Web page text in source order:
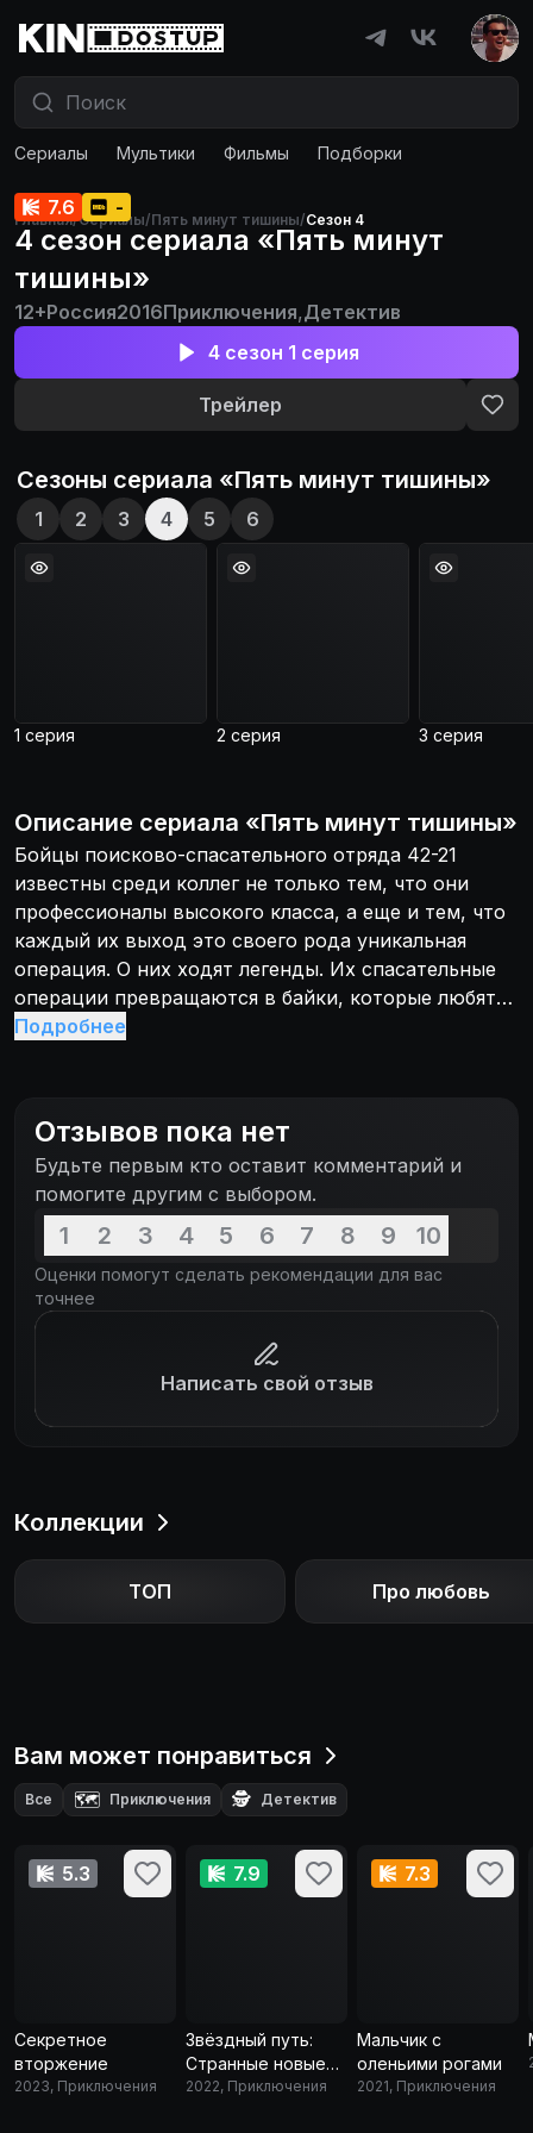
Сериалы Мультики Фильмы Подборки
Главная/Сериалы/Пять минут тишины/Сезон 4
7.6 -
4 сезон сериала «Пять минут
тишины»
12+Россия2016Приключения,Детектив
4 сезон 1 серия
Трейлер
Сезоны сериала «Пять минут тишины»
1 2 3 4 5 6
1 серия 2 серия 3 серия
Описание сериала «Пять минут тишины»
Бойцы поисково-спасательного отряда 42-21
известны среди коллег не только тем, что они
профессионалы высокого класса, а еще и тем, что
каждый их выход это своего рода уникальная
операция. О них ходят легенды. Их спасательные
операции превращаются в байки, которые любят
рассказывать у костра новичкам. Дело в том, что
анекдотом. Рутину подвигов отряда 42-21
нарушает прибытие молодого специалиста
Александра Грека.
Подробнее
Отзывов пока нет
Будьте первым кто оставит комментарий и
помогите другим с выбором.
1 2 3 4 5 6 7 8 9 10
Оценки помогут сделать рекомендации для вас
точнее
Написать свой отзыв
Коллекции
ТОП Про любовь
Вам может понравиться
Все 🗺️ Приключения 🕵️ Детектив
5.3
Секретное
вторжение
2023, Приключения
7.9
Звёздный путь:
Странные новые
миры
2022, Приключения
7.3
Мальчик с
оленьими рогами
2021, Приключения